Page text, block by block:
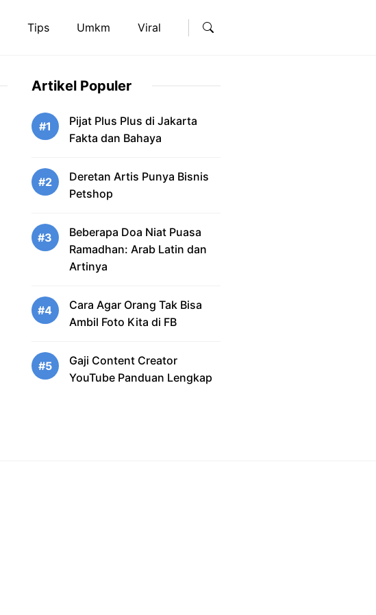
Tips Umkm Viral
Artikel Populer
#1
Pijat Plus Plus di Jakarta
Fakta dan Bahaya
#2
Deretan Artis Punya Bisnis
Petshop
#3
Beberapa Doa Niat Puasa
Ramadhan: Arab Latin dan
Artinya
#4
Cara Agar Orang Tak Bisa
Ambil Foto Kita di FB
#5
Gaji Content Creator
YouTube Panduan Lengkap